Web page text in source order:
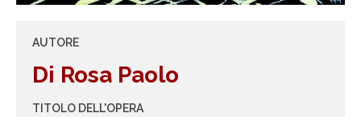
AUTORE
Di Rosa Paolo
TITOLO DELL'OPERA